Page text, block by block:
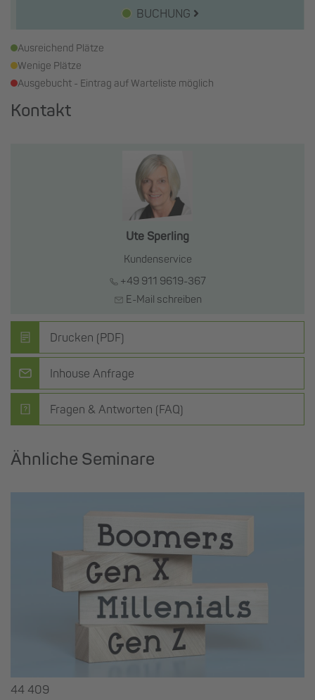
BUCHUNG
Ausreichend Plätze
Wenige Plätze
Ausgebucht - Eintrag auf Warteliste möglich
Kontakt
Ute Sperling
Kundenservice
+49 911 9619-367
E-Mail schreiben
Drucken (PDF)
Inhouse Anfrage
Fragen & Antworten (FAQ)
Ähnliche Seminare
44 409